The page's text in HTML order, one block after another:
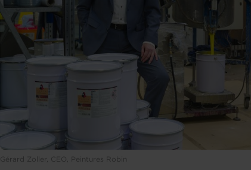
Gérard Zoller, CEO, Peintures Robin